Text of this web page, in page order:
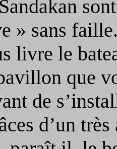
» sans
livre le
que
de
d’un